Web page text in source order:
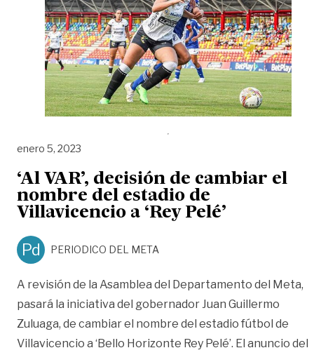
enero 5, 2023
‘Al VAR’, decisión de cambiar el
nombre del estadio de
Villavicencio a ‘Rey Pelé’
Pd PERIODICO DEL META
A revisión de la Asamblea del Departamento del Meta,
pasará la iniciativa del gobernador Juan Guillermo
Zuluaga, de cambiar el nombre del estadio fútbol de
Villavicencio a ‘Bello Horizonte Rey Pelé’. El anuncio del